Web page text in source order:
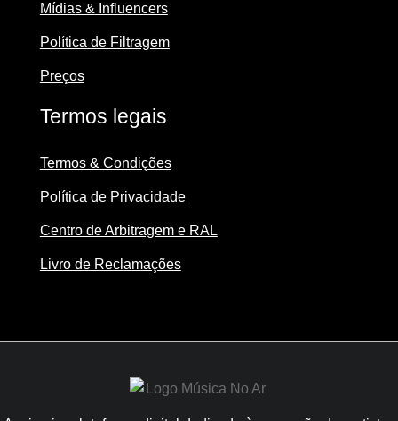
Mídias & Influencers
Política de Filtragem
Preços
Termos legais
Termos & Condições
Política de Privacidade
Centro de Arbitragem e RAL
Livro de Reclamações